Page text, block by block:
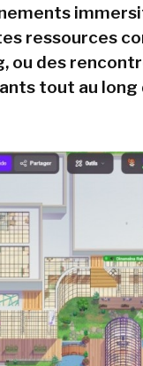
ressources
ou des
tout au long